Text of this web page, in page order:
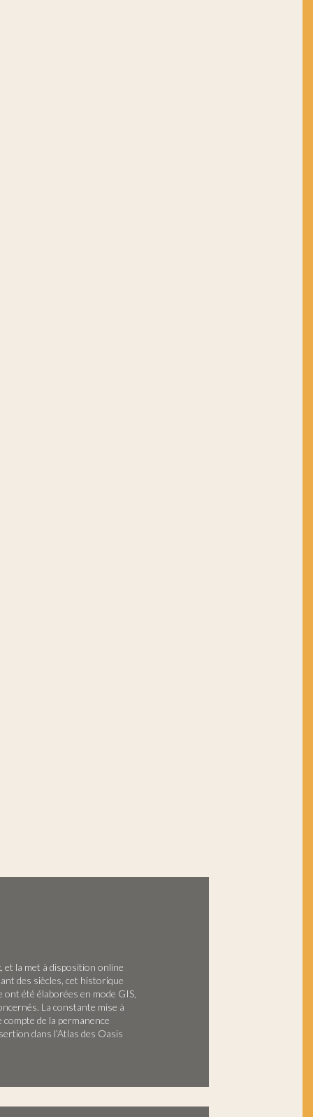
la met à disposition online
des siècles, cet historique
été élaborées en mode GIS,
La constante mise à
de la permanence
dans l’Atlas des Oasis